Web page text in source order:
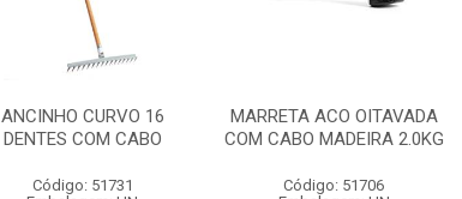
ANCINHO CURVO 16
DENTES COM CABO
Código: 51731
MARRETA ACO OITAVADA
COM CABO MADEIRA 2.0KG
Código: 51706